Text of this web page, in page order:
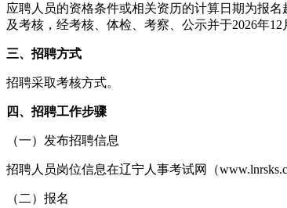
应聘人员的资格条件或相关资历的计算日期为报
及考核，经考核、体检、考察、公示并于2026年
三、招聘方式
招聘采取考核方式。
四、招聘工作步骤
（一）发布招聘信息
招聘人员岗位信息在辽宁人事考试网（
（二）报名